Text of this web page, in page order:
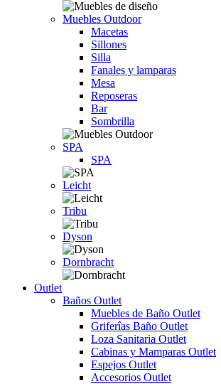
Muebles Outdoor
Macetas
Sillones
Silla
Fanales y lamparas
Mesa
Reposeras
Bar
Sombrilla
SPA
SPA
Leicht
Tribu
Dyson
Dornbracht
Outlet
Baños Outlet
Muebles de Baño Outlet
Griferîas Baño Outlet
Loza Sanitaria Outlet
Cabinas y Mamparas Outlet
Espejos Outlet
Accesorios Outlet